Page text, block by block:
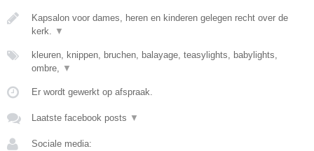
Kapsalon voor dames, heren en kinderen gelegen recht over de
kerk. ▼
kleuren, knippen, bruchen, balayage, teasylights, babylights,
ombre, ▼
Er wordt gewerkt op afspraak.
Laatste facebook posts ▼
Sociale media: